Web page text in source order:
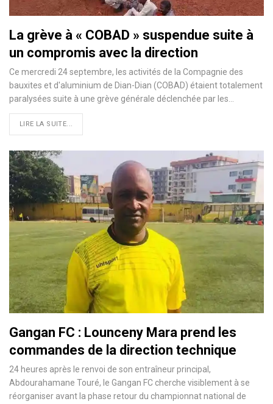
La grève à « COBAD » suspendue suite à
un compromis avec la direction
Ce mercredi 24 septembre, les activités de la Compagnie des
bauxites et d'aluminium de Dian-Dian (COBAD) étaient totalement
paralysées suite à une grève générale déclenchée par les…
LIRE LA SUITE...
Gangan FC : Lounceny Mara prend les
commandes de la direction technique
24 heures après le renvoi de son entraîneur principal,
Abdourahamane Touré, le Gangan FC cherche visiblement à se
réorganiser avant la phase retour du championnat national de